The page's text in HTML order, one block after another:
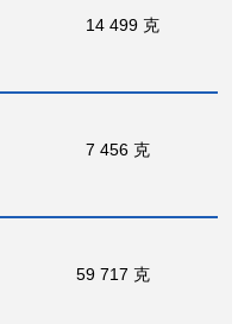
14 499 克
7 456 克
59 717 克